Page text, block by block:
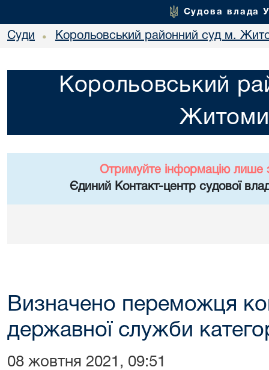
Судова влада
Суди • Корольовський районний суд м.
Корольовський
Отримуйте інформацію лише
Єдиний Контакт-центр судової
Визначено переможця
державної служби
08 жовтня 2021, 09:51